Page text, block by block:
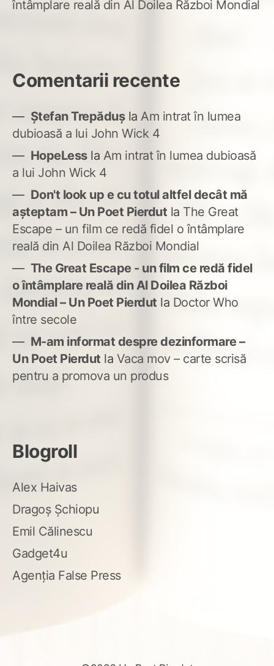
întâmplare reală din Al Doilea Război Mondial
Comentarii recente
Ștefan Trepădușla Am intrat în lumea
dubioasă a lui John Wick 4
HopeLessla Am intrat în lumea dubioasă
a lui John Wick 4
Don't look up e cu totul altfel decât mă
așteptam – Un Poet Pierdut la The Great
Escape – un film ce redă fidel o întâmplare
reală din Al Doilea Război Mondial
The Great Escape - un film ce redă fidel
o întâmplare reală din Al Doilea Război
Mondial – Un Poet Pierdut la Doctor Who
între secole
M-am informat despre dezinformare –
Un Poet Pierdut la Vaca mov – carte scrisă
pentru a promova un produs
Blogroll
Alex Haivas
Dragoș Șchiopu
Emil Călinescu
Gadget4u
Agenția False Press